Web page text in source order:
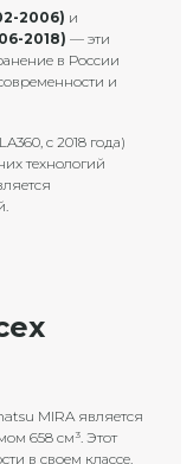
2006) и
2018) — эти
в России
и
с 2018 года)
технологий
MIRA является
658 см³. Этот
в своем классе.